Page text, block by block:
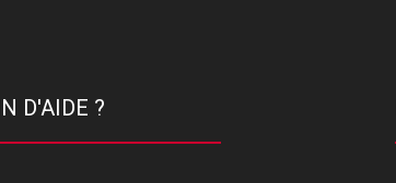
D'AIDE ?